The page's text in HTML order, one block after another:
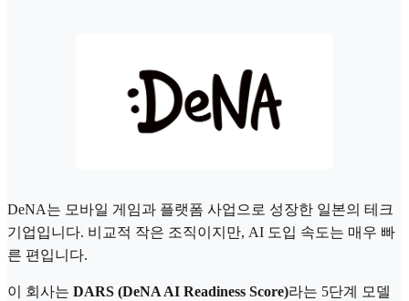
DeNA는 모바일 게임과 플랫폼 사업으로 성장한 일본의 테크
기업입니다. 비교적 작은 조직이지만, AI 도입 속도는 매우 빠
른 편입니다.
이 회사는 DARS (DeNA AI Readiness Score)라는 5단계 모델